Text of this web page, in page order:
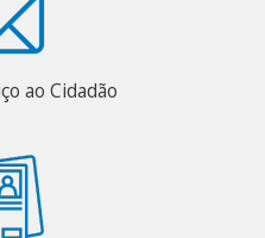
ao Cidadão